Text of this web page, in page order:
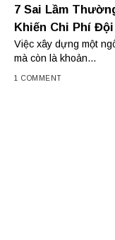
7 Sai Lầm
Khiến Chi Phí
Tư Cần Tránh!
Việc xây dựng một
mà còn là khoản...
1 COMMENT